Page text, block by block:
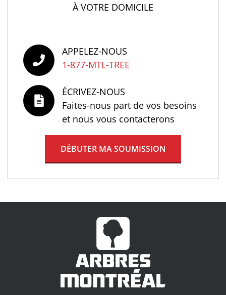
À VOTRE DOMICILE
APPELEZ-NOUS
1-877-MTL-TREE
ÉCRIVEZ-NOUS
Faites-nous part de vos besoins
et nous vous contacterons
DÉBUTER MA SOUMISSION